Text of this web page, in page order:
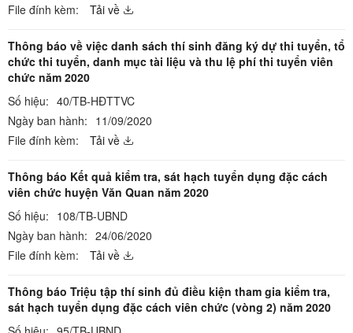
File đính kèm:
Tải về
Thông báo về việc danh sách thí sinh đăng ký dự thi tuyển, tổ
chức thi tuyển, danh mục tài liệu và thu lệ phí thi tuyển viên
chức năm 2020
Số hiệu: 40/TB-HĐTTVC
Ngày ban hành: 11/09/2020
File đính kèm:
Tải về
Thông báo Kết quả kiểm tra, sát hạch tuyển dụng đặc cách
viên chức huyện Văn Quan năm 2020
Số hiệu: 108/TB-UBND
Ngày ban hành: 24/06/2020
File đính kèm:
Tải về
Thông báo Triệu tập thí sinh đủ điều kiện tham gia kiểm tra,
sát hạch tuyển dụng đặc cách viên chức (vòng 2) năm 2020